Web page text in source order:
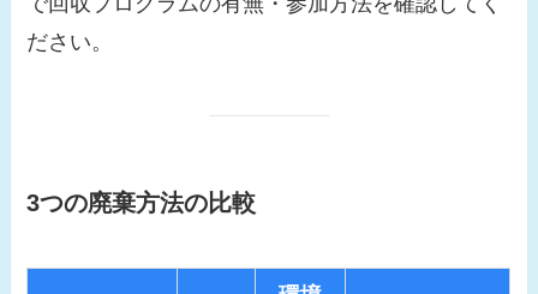
ださい。
3つの廃棄方法の比較